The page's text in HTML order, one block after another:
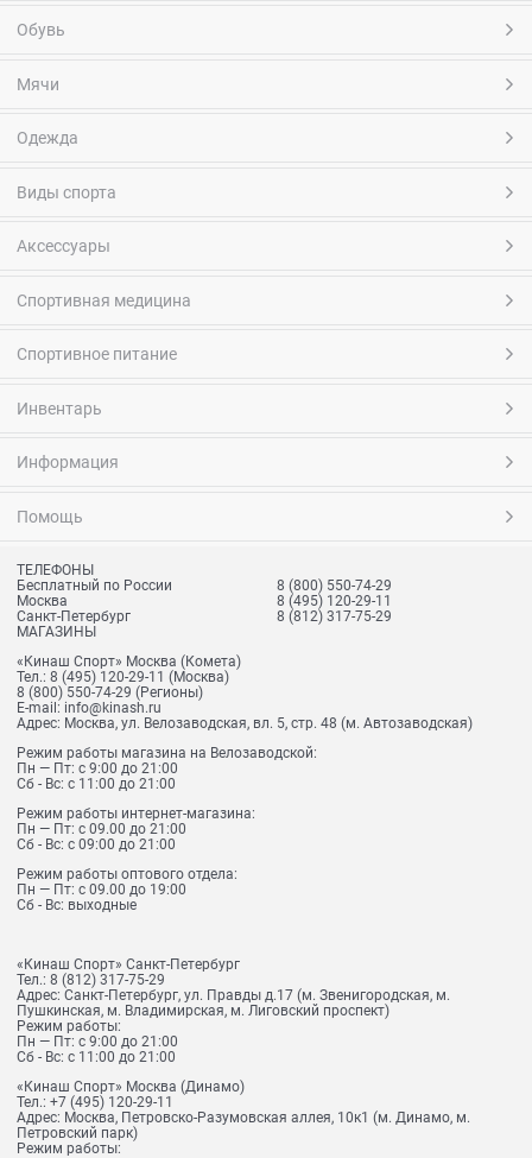
Обувь
Мячи
Одежда
Виды спорта
Аксессуары
Спортивная медицина
Спортивное питание
Инвентарь
Информация
Помощь
ТЕЛЕФОНЫ
Бесплатный по России
8 (800) 550-74-29
Москва
8 (495) 120-29-11
Санкт-Петербург
8 (812) 317-75-29
МАГАЗИНЫ
«Кинаш Спорт» Москва (Комета)
Тел.: 8 (495) 120-29-11 (Москва)
8 (800) 550-74-29 (Регионы)
E-mail: info@kinash.ru
Адрес: Москва, ул. Велозаводская, вл. 5, стр. 48 (м. Автозаводская)
Режим работы магазина на Велозаводской:
Пн — Пт: с 9:00 до 21:00
Сб - Вс: с 11:00 до 21:00
Режим работы интернет-магазина:
Пн — Пт: с 09.00 до 21:00
Сб - Вс: с 09:00 до 21:00
Режим работы оптового отдела:
Пн — Пт: с 09.00 до 19:00
Сб - Вс: выходные
«Кинаш Спорт» Санкт-Петербург
Тел.: 8 (812) 317-75-29
Адрес: Санкт-Петербург, ул. Правды д.17 (м. Звенигородская, м.
Пушкинская, м. Владимирская, м. Лиговский проспект)
Режим работы:
Пн — Пт: с 9:00 до 21:00
Сб - Вс: с 11:00 до 21:00
«Кинаш Спорт» Москва (Динамо)
Тел.: +7 (495) 120-29-11
Адрес: Москва, Петровско-Разумовская аллея, 10к1 (м. Динамо, м.
Петровский парк)
Режим работы: